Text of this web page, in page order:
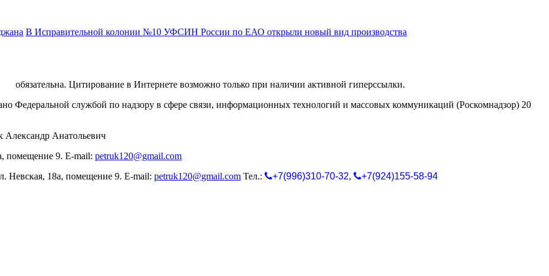
В Исправительной колонии №10 УФСИН России по ЕАО открыли новый вид производства
обязательна. Цитирование в Интернете возможно только при наличии активной гиперссылки.
Федеральной службой по надзору в сфере связи, информационных технологий и массовых коммуникаций (Роскомнадзор) 20
Анатольевич
помещение 9. E-mail: petruk120@gmail.com
Невская, 18а, помещение 9. E-mail: petruk120@gmail.com Тел.: +7(996)310-70-32,
+7(924)155-58-94